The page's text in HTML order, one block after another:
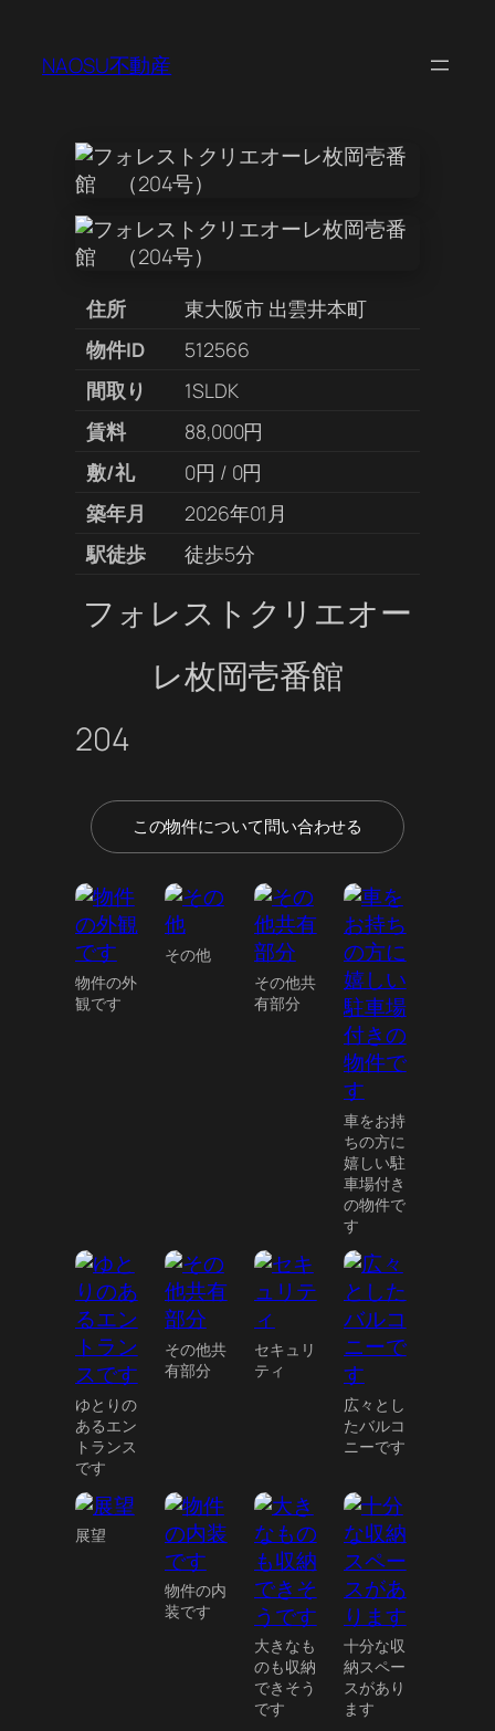
NAOSU不動産
住所
東大阪市 出雲井本町
物件ID
512566
間取り
1SLDK
賃料
88,000円
敷/礼
0円 / 0円
築年月
2026年01月
駅徒歩
徒歩5分
フォレストクリエオー
レ枚岡壱番館
204
この物件について問い合わせる
物件の外
観です
その他
その他共
有部分
車をお持
ちの方に
嬉しい駐
車場付き
の物件で
す
ゆとりの
あるエン
トランス
です
その他共
有部分
セキュリ
ティ
広々とし
たバルコ
ニーです
展望
物件の内
装です
大きなも
のも収納
できそう
です
十分な収
納スペー
スがあり
ます